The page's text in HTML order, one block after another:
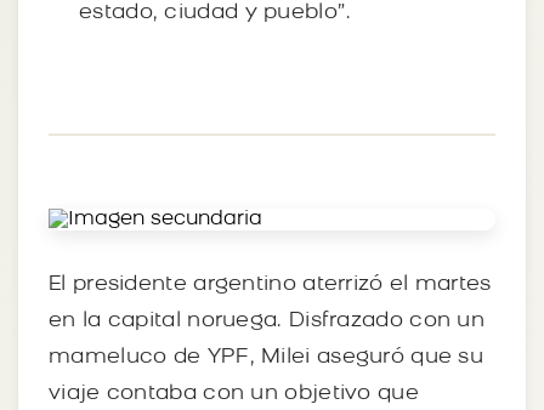
estado, ciudad y pueblo”.
El presidente argentino aterrizó el martes
en la capital noruega. Disfrazado con un
mameluco de YPF, Milei aseguró que su
viaje contaba con un objetivo que